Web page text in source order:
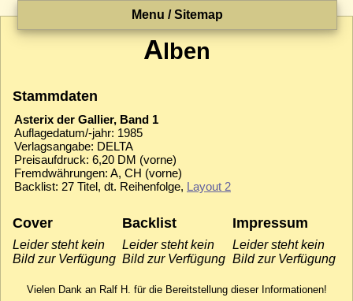
Menu / Sitemap
Alben
Stammdaten
Asterix der Gallier, Band 1
Auflagedatum/-jahr: 1985
Verlagsangabe: DELTA
Preisaufdruck: 6,20 DM (vorne)
Fremdwährungen: A, CH (vorne)
Backlist: 27 Titel, dt. Reihenfolge, Layout 2
Cover
Leider steht kein
Bild zur Verfügung
Backlist
Leider steht kein
Bild zur Verfügung
Impressum
Leider steht kein
Bild zur Verfügung
Vielen Dank an Ralf H. für die Bereitstellung dieser Informationen!